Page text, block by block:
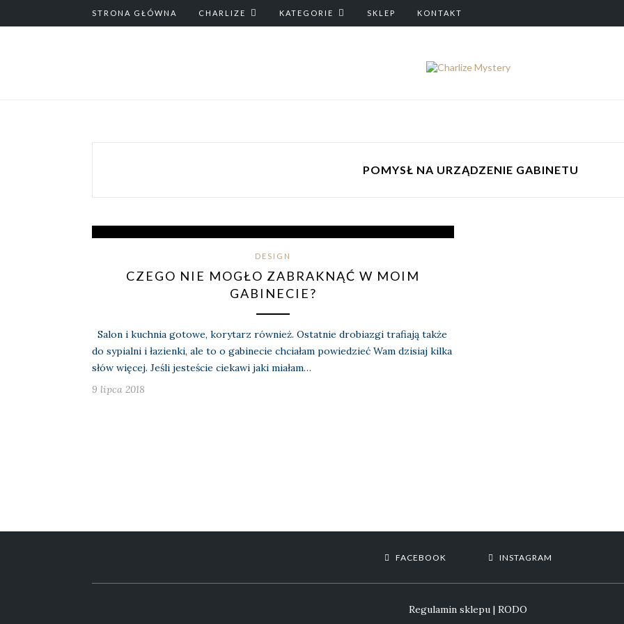
STRONA GŁÓWNA CHARLIZE KATEGORIE SKLEP KONTAKT
POMYSŁ NA URZĄDZENIE GABINETU
DESIGN
CZEGO NIE MOGŁO ZABRAKNĄĆ W MOIM
GABINECIE?
Salon i kuchnia gotowe, korytarz również. Ostatnie drobiazgi trafiają także
do sypialni i łazienki, ale to o gabinecie chciałam powiedzieć Wam dzisiaj kilka
słów więcej. Jeśli jesteście ciekawi jaki miałam…
9 lipca 2018
FACEBOOK INSTAGRAM
Regulamin sklepu | RODO